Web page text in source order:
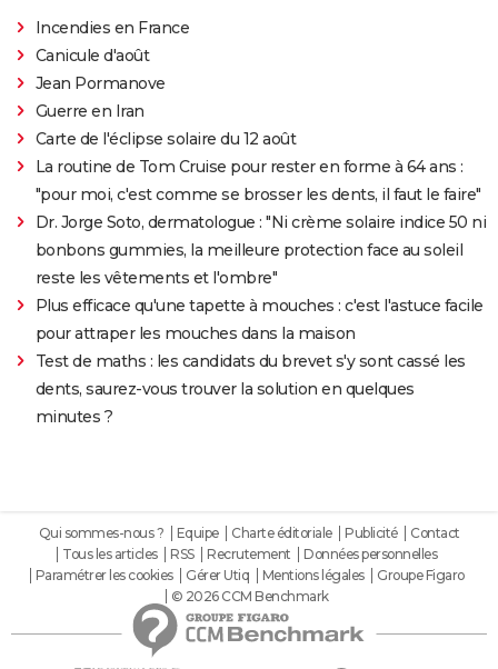
Incendies en France
Canicule d'août
Jean Pormanove
Guerre en Iran
Carte de l'éclipse solaire du 12 août
La routine de Tom Cruise pour rester en forme à 64 ans :
"pour moi, c'est comme se brosser les dents, il faut le faire"
Dr. Jorge Soto, dermatologue : "Ni crème solaire indice 50 ni
bonbons gummies, la meilleure protection face au soleil
reste les vêtements et l'ombre"
Plus efficace qu'une tapette à mouches : c'est l'astuce facile
pour attraper les mouches dans la maison
Test de maths : les candidats du brevet s'y sont cassé les
dents, saurez-vous trouver la solution en quelques
minutes ?
Qui sommes-nous ? Equipe Charte éditoriale Publicité
Contact
Tous les articles
RSS Recrutement
Données personnelles
Paramétrer les cookies
Gérer Utiq Mentions légales
Groupe Figaro
© 2026 CCM Benchmark